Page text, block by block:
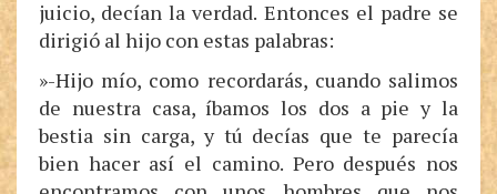
juicio, decían la verdad. Entonces el padre se
dirigió al hijo con estas palabras:
»-Hijo mío, como recordarás, cuando salimos
de nuestra casa, íbamos los dos a pie y la
bestia sin carga, y tú decías que te parecía
bien hacer así el camino. Pero después nos